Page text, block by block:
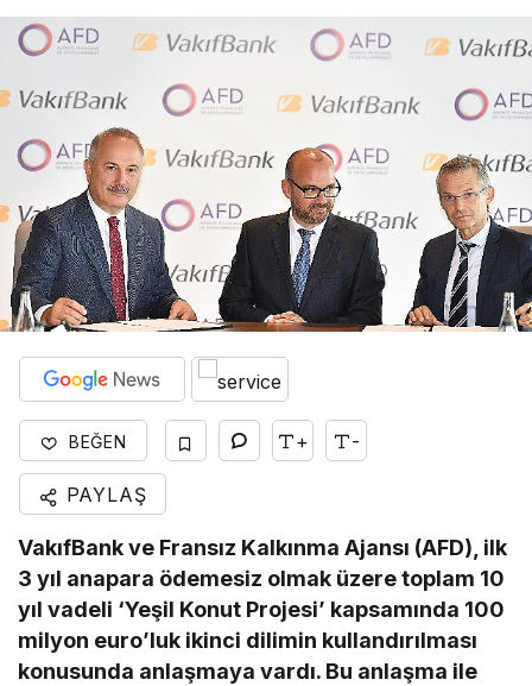
BEĞEN + -
PAYLAŞ
VakıfBank ve Fransız Kalkınma Ajansı (AFD), ilk
3 yıl anapara ödemesiz olmak üzere toplam 10
yıl vadeli ‘Yeşil Konut Projesi’ kapsamında 100
milyon euro’luk ikinci dilimin kullandırılması
konusunda anlaşmaya vardı. Bu anlaşma ile